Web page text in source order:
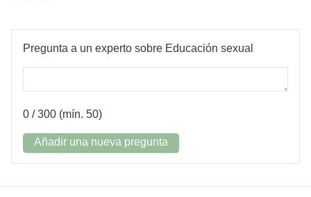
Pregunta a un experto sobre Educación sexual
0 / 300 (mín. 50)
Añadir una nueva pregunta